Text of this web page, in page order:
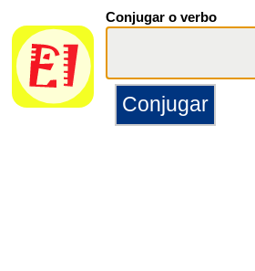
Conjugar o verbo